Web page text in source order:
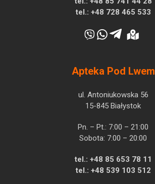
tel.: +48 728 465 533
Apteka Pod Lwem
ul. Antoniukowska 56
15-845 Białystok
Pn. – Pt.: 7:00 – 21:00
Sobota: 7:00 – 20:00
tel.: +48 85 653 78 11
tel.: +48 539 103 512